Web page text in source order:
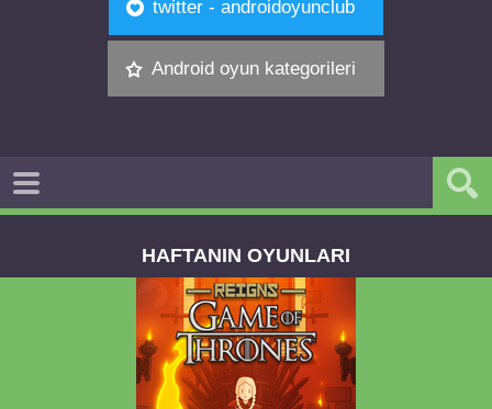
twitter - androidoyunclub
Android oyun kategorileri
HAFTANIN OYUNLARI